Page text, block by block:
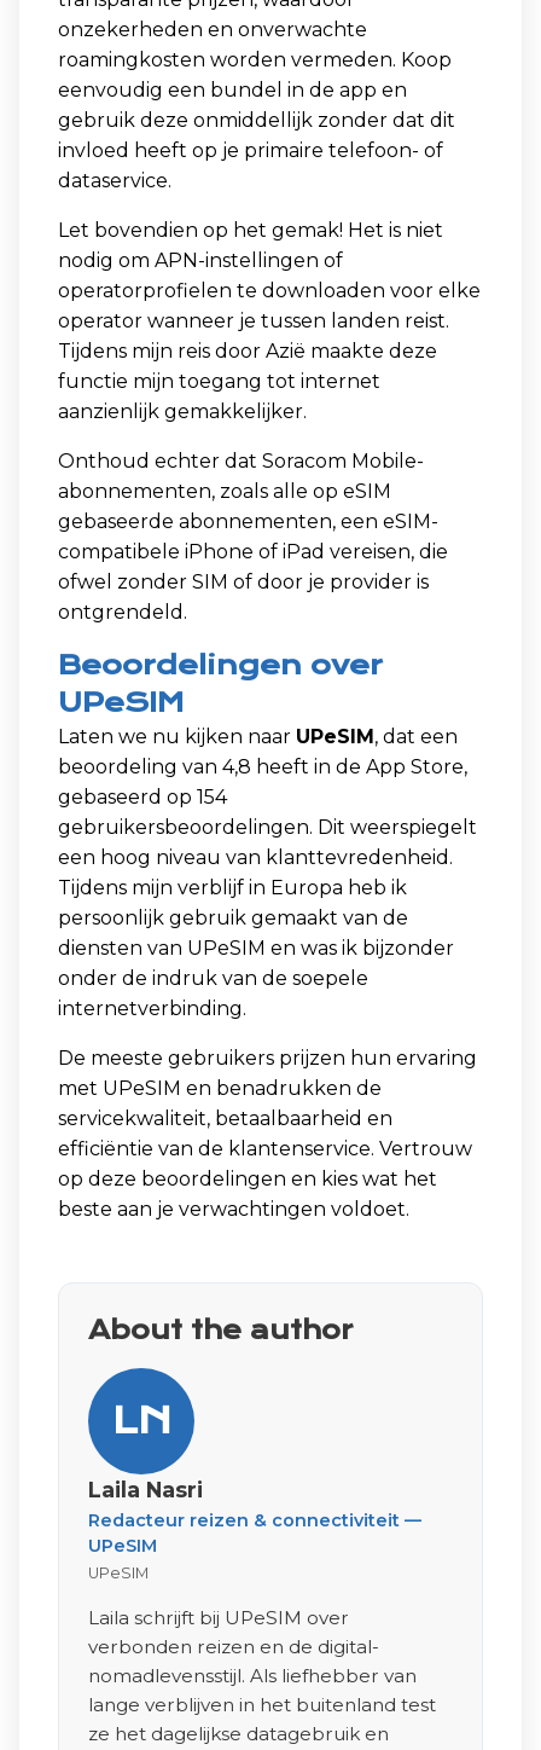
onzekerheden en onverwachte
roamingkosten worden vermeden. Koop
eenvoudig een bundel in de app en
gebruik deze onmiddellijk zonder dat dit
invloed heeft op je primaire telefoon- of
dataservice.
Let bovendien op het gemak! Het is niet
nodig om APN-instellingen of
operatorprofielen te downloaden voor elke
operator wanneer je tussen landen reist.
Tijdens mijn reis door Azië maakte deze
functie mijn toegang tot internet
aanzienlijk gemakkelijker.
Onthoud echter dat Soracom Mobile-
abonnementen, zoals alle op eSIM
gebaseerde abonnementen, een eSIM-
compatibele iPhone of iPad vereisen, die
ofwel zonder SIM of door je provider is
ontgrendeld.
Beoordelingen over
UPeSIM
Laten we nu kijken naar UPeSIM, dat een
beoordeling van 4,8 heeft in de App Store,
gebaseerd op 154
gebruikersbeoordelingen. Dit weerspiegelt
een hoog niveau van klanttevredenheid.
Tijdens mijn verblijf in Europa heb ik
persoonlijk gebruik gemaakt van de
diensten van UPeSIM en was ik bijzonder
onder de indruk van de soepele
internetverbinding.
De meeste gebruikers prijzen hun ervaring
met UPeSIM en benadrukken de
servicekwaliteit, betaalbaarheid en
efficiëntie van de klantenservice. Vertrouw
op deze beoordelingen en kies wat het
beste aan je verwachtingen voldoet.
About the author
LN
Laila Nasri
Redacteur reizen & connectiviteit —
UPeSIM
UPeSIM
Laila schrijft bij UPeSIM over
verbonden reizen en de digital-
nomadlevensstijl. Als liefhebber van
lange verblijven in het buitenland test
ze het dagelijkse datagebruik en